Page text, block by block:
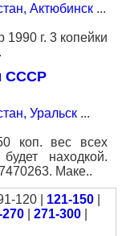
Актюбинск ...
г. 3 копейки
СССР
Уральск ...
коп. вес всех
находкой.
Маке..
120 | 121-150
| 271-300|